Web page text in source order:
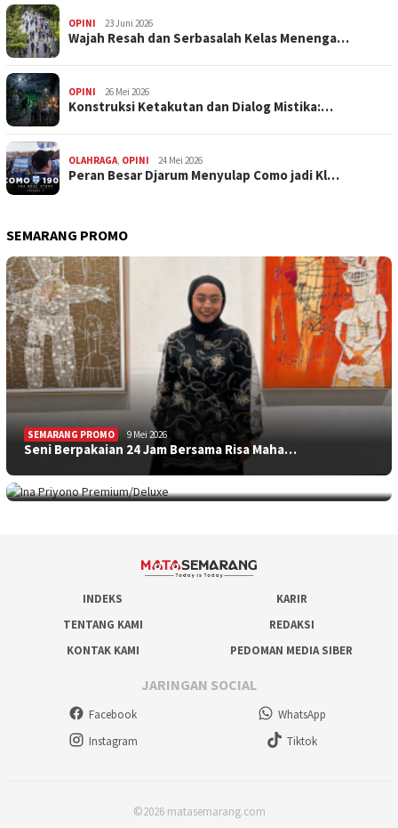
OPINI 23 Juni 2026
Wajah Resah dan Serbasalah Kelas Menenga…
OPINI 26 Mei 2026
Konstruksi Ketakutan dan Dialog Mistika:…
OLAHRAGA, OPINI 24 Mei 2026
Peran Besar Djarum Menyulap Como jadi Kl…
SEMARANG PROMO
SEMARANG PROMO 9 Mei 2026
Seni Berpakaian 24 Jam Bersama Risa Maha…
SEMARANG PROMO 5 Mei 2026
Intip Koleksi Ina Priyono, Jenama Fesyen…
INDEKS
KARIR
TENTANG KAMI
REDAKSI
KONTAK KAMI
PEDOMAN MEDIA SIBER
JARINGAN SOCIAL
Facebook
WhatsApp
Instagram
Tiktok
©2026 matasemarang.com